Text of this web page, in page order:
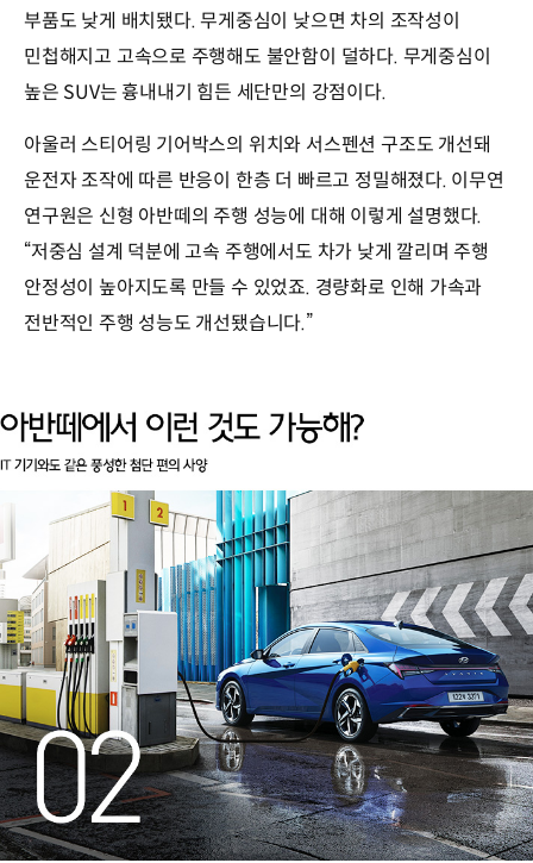
부품도 낮게 배치됐다. 무게중심이 낮으면 차의 조작성이
민첩해지고 고속으로 주행해도 불안함이 덜하다. 무게중심이
높은 SUV는 흉내내기 힘든 세단만의 강점이다.
아울러 스티어링 기어박스의 위치와 서스펜션 구조도 개선돼
운전자 조작에 따른 반응이 한층 더 빠르고 정밀해졌다. 이무연
연구원은 신형 아반떼의 주행 성능에 대해 이렇게 설명했다.
“저중심 설계 덕분에 고속 주행에서도 차가 낮게 깔리며 주행
안정성이 높아지도록 만들 수 있었죠. 경량화로 인해 가속과
전반적인 주행 성능도 개선됐습니다.”